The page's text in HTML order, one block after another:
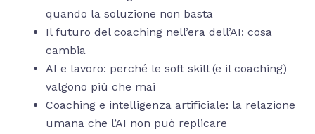
quando la soluzione non basta
Il futuro del coaching nell’era dell’AI: cosa
cambia
AI e lavoro: perché le soft skill (e il coaching)
valgono più che mai
Coaching e intelligenza artificiale: la relazione
umana che l’AI non può replicare